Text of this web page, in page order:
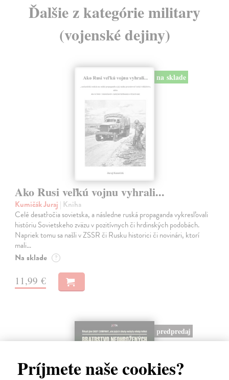
Príjmete naše cookies?
Ďalšie z kategórie military
(vojenské dejiny)
na sklade
Ako Rusi veľkú vojnu vyhrali...
Kumičák Juraj | Kniha
Celé desaťročia sovietska, a následne ruská propaganda vykresľovali
históriu Sovietskeho zväzu v pozitívnych či hrdinských podobách.
Napriek tomu sa našli v ZSSR či Rusku historici či novinári, ktorí
mali…
Na sklade ?
11,99 €
predpredaj